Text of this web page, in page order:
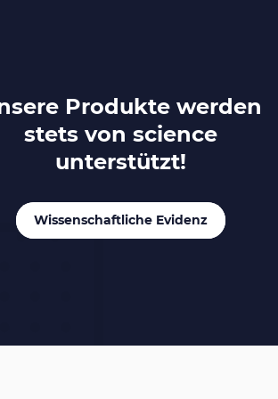
Produkte werden
stets von science
unterstützt!
Wissenschaftliche Evidenz